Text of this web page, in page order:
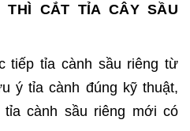
THÌ CẮT TỈA CÂY SẦU
tiếp tỉa cành sầu riêng từ
ý tỉa cành đúng kỹ thuật,
cành sầu riêng mới có